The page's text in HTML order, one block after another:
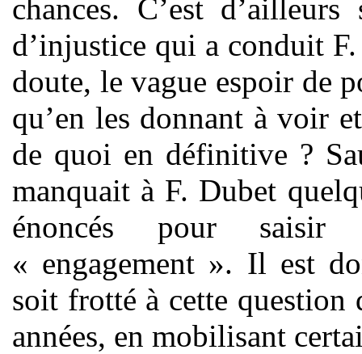
chances. C’est
d’injustice qui a conduit
doute, le vague espoir de
qu’en les donnant à voir
de quoi en définitive ?
manquait à F. Dubet
énoncés pour
« engagement ». Il est
soit frotté à cette question
années, en mobilisant